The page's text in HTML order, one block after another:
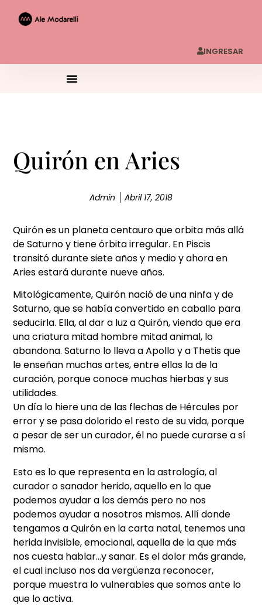
INGRESAR
Quirón en Aries
Admin Abril 17, 2018
Quirón es un planeta centauro que orbita más allá
de Saturno y tiene órbita irregular. En Piscis
transitó durante siete años y medio y ahora en
Aries estará durante nueve años.
Mitológicamente, Quirón nació de una ninfa y de
Saturno, que se había convertido en caballo para
seducirla. Ella, al dar a luz a Quirón, viendo que era
una criatura mitad hombre mitad animal, lo
abandona. Saturno lo lleva a Apollo y a Thetis que
le enseñan muchas artes, entre ellas la de la
curación, porque conoce muchas hierbas y sus
utilidades.
Un día lo hiere una de las flechas de Hércules por
error y se pasa dolorido el resto de su vida, porque
a pesar de ser un curador, él no puede curarse a sí
mismo.
Esto es lo que representa en la astrología, al
curador o sanador herido, aquello en lo que
podemos ayudar a los demás pero no nos
podemos ayudar a nosotros mismos. Allí donde
tengamos a Quirón en la carta natal, tenemos una
herida invisible, emocional, aquella de la que más
nos cuesta hablar…y sanar. Es el dolor más grande,
el cual incluso nos da vergüenza reconocer,
porque muestra lo vulnerables que somos ante lo
que lo activa.